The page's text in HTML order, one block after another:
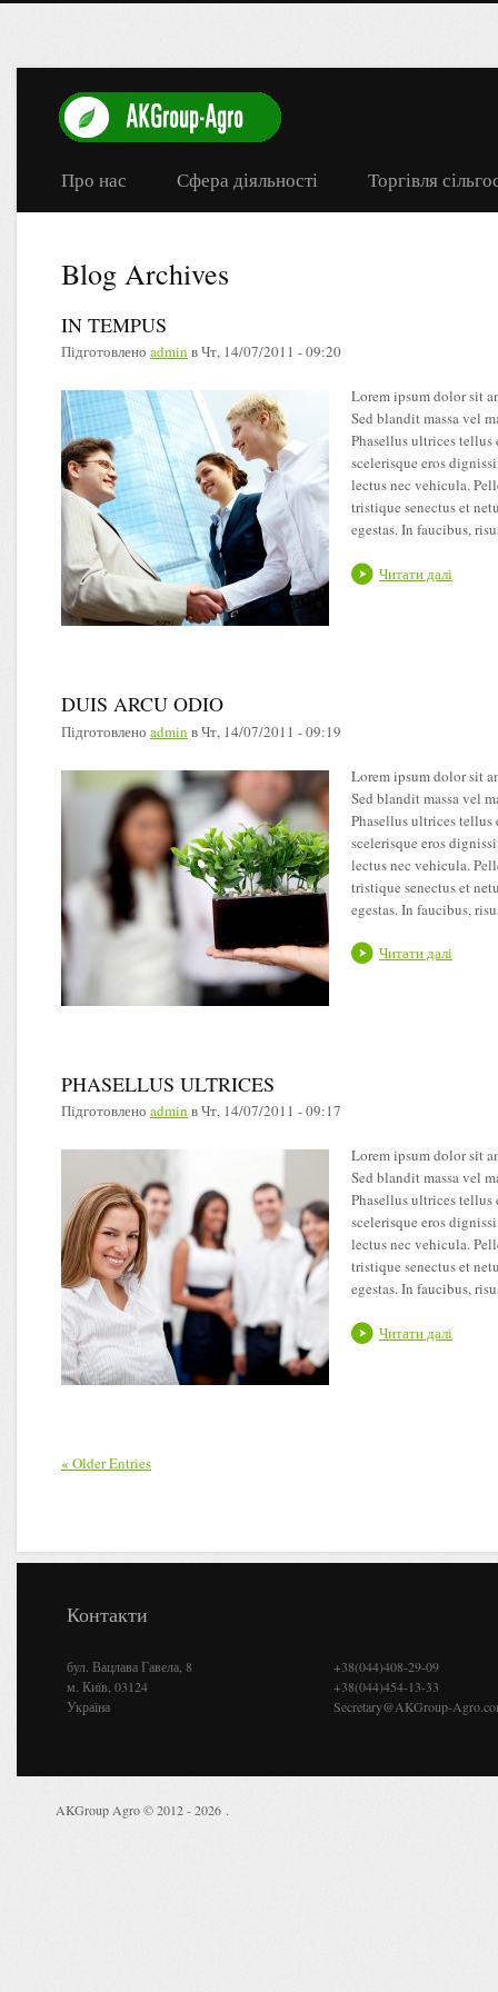
Про нас Сфера діяльності Торгівля
Blog Archives
IN TEMPUS
Підготовлено admin вЧт, 14/07/2011 - 09:20
Lorem ipsum dolor sit
Sed blandit massa vel
Phasellus ultrices tellus
scelerisque eros
lectus nec vehicula.
tristique senectus et
egestas. In faucibus,
Читати далі
DUIS ARCU ODIO
Підготовлено admin вЧт, 14/07/2011 - 09:19
Lorem ipsum dolor sit
Sed blandit massa vel
Phasellus ultrices tellus
scelerisque eros
lectus nec vehicula.
tristique senectus et
egestas. In faucibus,
Читати далі
PHASELLUS ULTRICES
Підготовлено admin вЧт, 14/07/2011 - 09:17
Lorem ipsum dolor sit
Sed blandit massa vel
Phasellus ultrices tellus
scelerisque eros
lectus nec vehicula.
tristique senectus et
egestas. In faucibus,
Читати далі
« Older Entries
Контакти
бул. Вацлава Гавела, 8
м. Київ, 03124
Україна
+38(044)408-29-09
+38(044)454-13-33
Secretary@AKGroup-
AKGroup Agro © 2012 - 2026 .